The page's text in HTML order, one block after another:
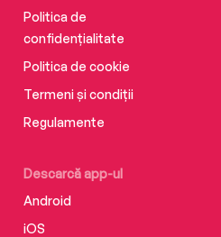
Descarcă app-ul
Android
iOS
Politica de
confidențialitate
Politica de cookie
Termeni și condiții
Regulamente